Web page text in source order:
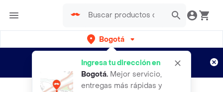
Bogotá
Ingresa tu dirección en
Bogotá. Mejor servicio,
entregas más rápidas y
envíos gratis por semanas
Aplican TyC